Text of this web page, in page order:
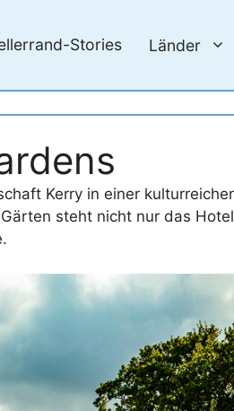
Stories Länder
Kerry in einer
steht nicht nur das